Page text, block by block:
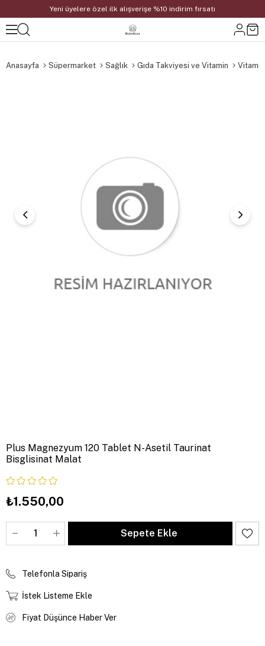
Yeni üyelere özel ilk alışverişe %10 indirim fırsatı
Anasayfa Süpermarket Sağlık Gıda Takviyesi ve Vitamin Vitamin
Plus Magnezyum 120 Tablet N-Asetil Taurinat
Bisglisinat Malat
₺1.550,00
Telefonla Sipariş
İstek Listeme Ekle
Fiyat Düşünce Haber Ver